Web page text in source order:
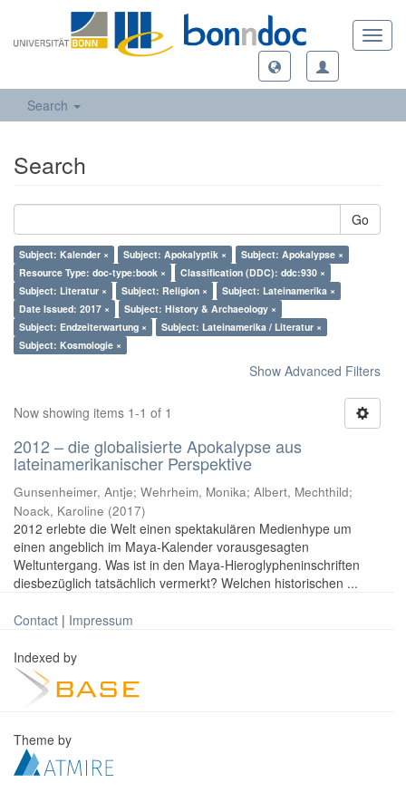
Search
Search
Go
Subject: Kalender × Subject: Apokalyptik ×
Subject: Apokalypse ×
Resource Type: doc-type:book ×
Classification (DDC): ddc:930 ×
Subject: Literatur ×
Subject: Religion ×
Subject: Lateinamerika ×
Date Issued: 2017 ×
Subject: History & Archaeology ×
Subject: Endzeiterwartung ×
Subject: Lateinamerika / Literatur ×
Subject: Kosmologie ×
Show Advanced Filters
Now showing items 1-1 of 1
2012 – die globalisierte Apokalypse aus
lateinamerikanischer Perspektive
Gunsenheimer, Antje; Wehrheim, Monika; Albert, Mechthild;
Noack, Karoline (2017)
2012 erlebte die Welt einen spektakulären Medienhype um
einen angeblich im Maya-Kalender vorausgesagten
Weltuntergang. Was ist in den Maya-Hieroglypheninschriften
diesbezüglich tatsächlich vermerkt? Welchen historischen ...
Contact | Impressum
Indexed by
Theme by